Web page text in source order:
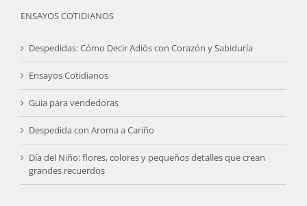
ENSAYOS COTIDIANOS
Despedidas: Cómo Decir Adiós con Corazón y Sabiduría
Ensayos Cotidianos
Guia para vendedoras
Despedida con Aroma a Cariño
Día del Niño: flores, colores y pequeños detalles que crean
grandes recuerdos